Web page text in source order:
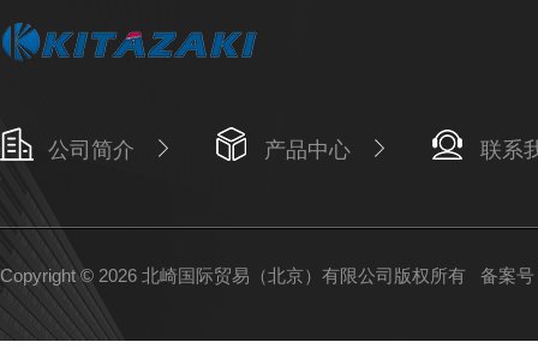
公司简介 产品中心 联系
Copyright © 2026 北崎国际贸易（北京）有限公司版权所有 备案号